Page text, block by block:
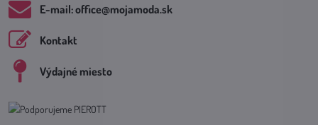
E-mail: office​@mojamoda​.sk
Kontakt
Výdajné miesto